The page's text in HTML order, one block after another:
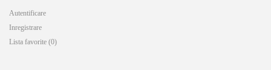
Autentificare
Inregistrare
Lista favorite (0)